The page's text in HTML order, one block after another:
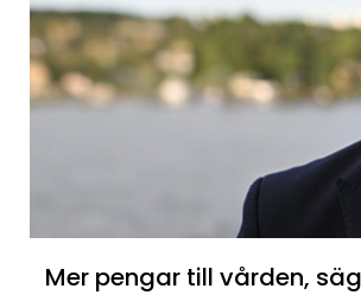
Mer pengar till vården,